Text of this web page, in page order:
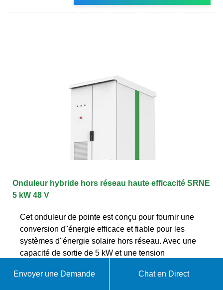
Onduleur hybride hors réseau haute efficacité SRNE
5 kW 48 V
Cet onduleur de pointe est conçu pour fournir une
conversion d''énergie efficace et fiable pour les
systèmes d''énergie solaire hors réseau. Avec une
capacité de sortie de 5 kW et une tension
WhatsApp
Envoyer une Demande Chat en Direct